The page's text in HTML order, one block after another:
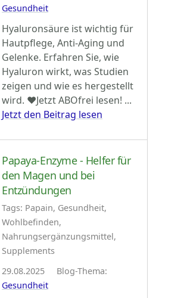
Gesundheit
Hyaluronsäure ist wichtig für
Hautpflege, Anti-Aging und
Gelenke. Erfahren Sie, wie
Hyaluron wirkt, was Studien
zeigen und wie es hergestellt
wird. ♥Jetzt ABOfrei lesen! ...
Jetzt den Beitrag lesen
Papaya-Enzyme - Helfer für
den Magen und bei
Entzündungen
Tags: Papain, Gesundheit,
Wohlbefinden,
Nahrungsergänzungsmittel,
Supplements
29.08.2025 Blog-Thema:
Gesundheit